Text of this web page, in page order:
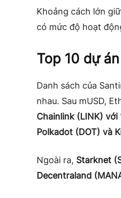
Khoảng cách lớn
có mức độ hoạt
Top 10 dự
Danh sách của
nhau. Sau mUSD,
Chainlink (LINK) với
Polkadot (DOT) và
Ngoài ra, Starknet
Decentraland